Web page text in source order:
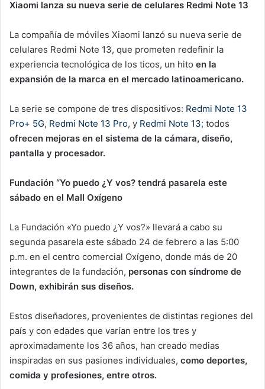
Xiaomi lanza su nueva serie de celulares Redmi Note 13
La compañía de móviles Xiaomi lanzó su nueva serie de
celulares Redmi Note 13, que prometen redefinir la
experiencia tecnológica de los ticos, un hito en la
expansión de la marca en el mercado latinoamericano.
La serie se compone de tres dispositivos: Redmi Note 13
Pro+ 5G, Redmi Note 13 Pro, y Redmi Note 13; todos
ofrecen mejoras en el sistema de la cámara, diseño,
pantalla y procesador.
Fundación “Yo puedo ¿Y vos? tendrá pasarela este
sábado en el Mall Oxígeno
La Fundación «Yo puedo ¿Y vos?» llevará a cabo su
segunda pasarela este sábado 24 de febrero a las 5:00
p.m. en el centro comercial Oxígeno, donde más de 20
integrantes de la fundación, personas con síndrome de
Down, exhibirán sus diseños.
Estos diseñadores, provenientes de distintas regiones del
país y con edades que varían entre los tres y
aproximadamente los 36 años, han creado medias
inspiradas en sus pasiones individuales, como deportes,
comida y profesiones, entre otros.